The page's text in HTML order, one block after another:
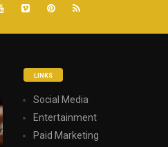
LINKS
Social Media
Entertainment
Paid Marketing